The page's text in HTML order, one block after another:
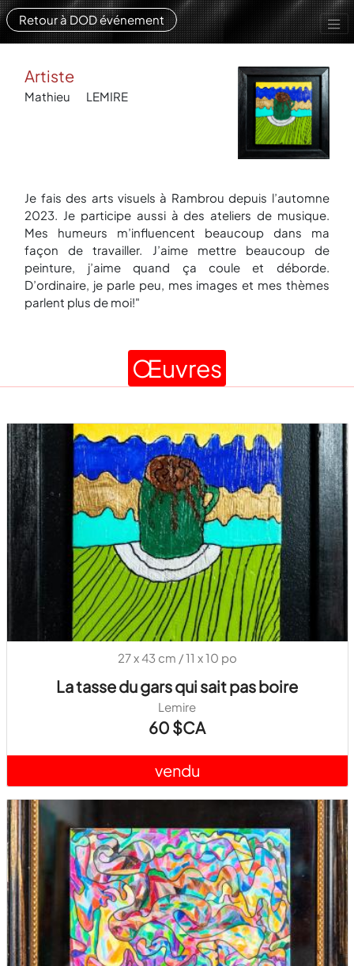
Retour à DOD événement
Artiste
Mathieu LEMIRE
Je fais des arts visuels à Rambrou depuis l’automne
2023. Je participe aussi à des ateliers de musique.
Mes humeurs m’influencent beaucoup dans ma
façon de travailler. J’aime mettre beaucoup de
peinture, j’aime quand ça coule et déborde.
D’ordinaire, je parle peu, mes images et mes thèmes
parlent plus de moi!"
Œuvres
27 x 43 cm / 11 x 10 po
La tasse du gars qui sait pas boire
Lemire
60 $CA
vendu